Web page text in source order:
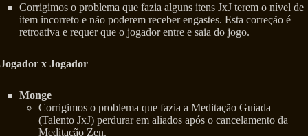
Corrigimos o problema que fazia alguns itens JxJ terem o nível de
item incorreto e não poderem receber engastes. Esta correção é
retroativa e requer que o jogador entre e saia do jogo.
Jogador x Jogador
Monge
Corrigimos o problema que fazia a Meditação Guiada
(Talento JxJ) perdurar em aliados após o cancelamento da
Meditação Zen.